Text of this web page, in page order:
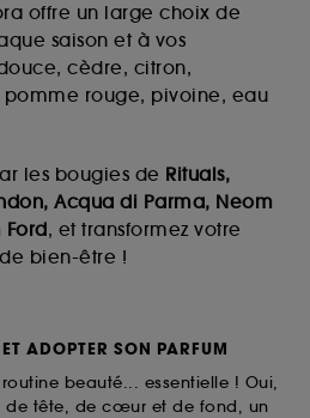
offre un large choix de
saison et à vos
cèdre, citron,
rouge, pivoine, eau
les bougies de Rituals,
Acqua di Parma, Neom
Ford, et transformez votre
bien-être !
ADOPTER SON PARFUM
beauté... essentielle ! Oui,
de tête, de cœur et de fond, un